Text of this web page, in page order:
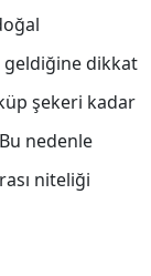
geldiğine dikkat
şekeri kadar
nedenle
niteliği